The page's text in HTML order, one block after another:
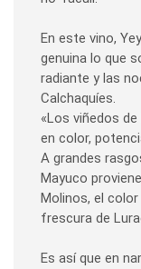
En este vino,
genuina lo que
radiante y las
Calchaquíes.
«Los viñedos
en color,
A grandes
Mayuco
Molinos, el
frescura de
Es así que en